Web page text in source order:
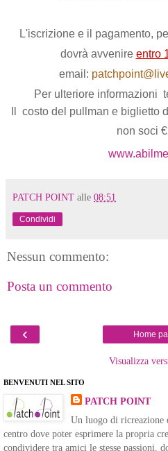
L'iscrizione e il pagamento,
dovrà avvenire entro
email:
Per ulteriore informazioni
Il costo del pullman e biglietto
non soci
PATCH POINT alle 08:51
Condividi
Nessun commento:
Posta un commento
‹ Home
Visualizza
BENVENUTI NEL SITO
PATCH POINT
Un luogo di ricreazione
centro dove poter esprimere la propria
condividere tra amici le stesse passioni,